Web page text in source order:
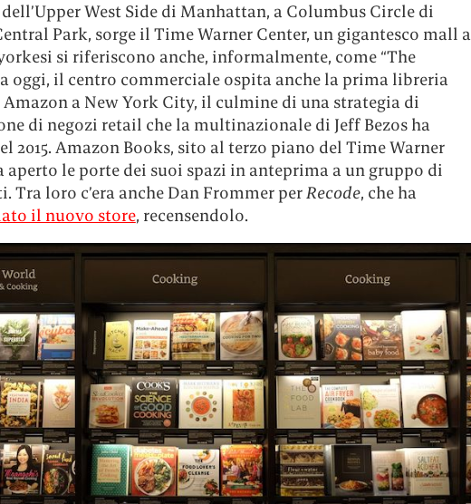
West Side di Manhattan, a Columbus Circle di
Park, sorge il Time Warner Center, un gigantesco mall a
si riferiscono anche, informalmente, come “The
oggi, il centro commerciale ospita anche la prima libreria
Amazon a New York City, il culmine di una strategia di
di negozi retail che la multinazionale di Jeff Bezos ha
2015. Amazon Books, sito al terzo piano del Time Warner
aperto le porte dei suoi spazi in anteprima a un gruppo di
Tra loro c’era anche Dan Frommer perRecode, che ha
il nuovo store, recensendolo.